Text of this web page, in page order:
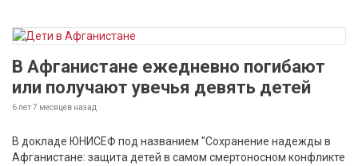
В Афганистане ежедневно погибают
или получают увечья девять детей
6 лет 7 месяцев назад
В докладе ЮНИСЕФ под названием "Сохранение надежды в
Афганистане: защита детей в самом смертоносном конфликте